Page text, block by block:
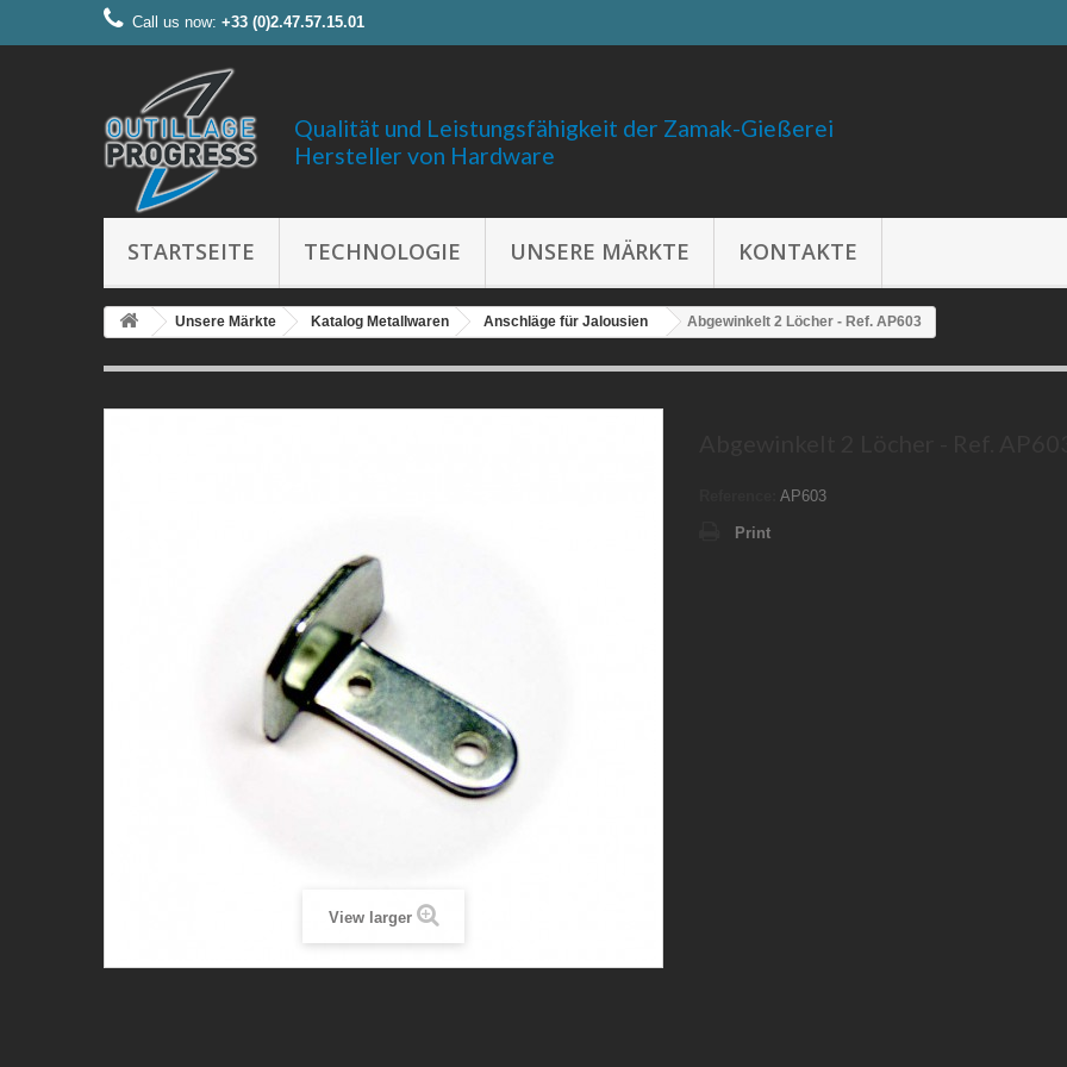
Call us now: +33 (0)2.47.57.15.01
Qualität und Leistungsfähigkeit der Zamak-Gießerei
Hersteller von Hardware
STARTSEITE TECHNOLOGIE UNSERE MÄRKTE KONTAKTE
Unsere Märkte Katalog Metallwaren Anschläge für Jalousien Abgewinkelt 2 Löcher - Ref. AP603
View larger
AP603
Print